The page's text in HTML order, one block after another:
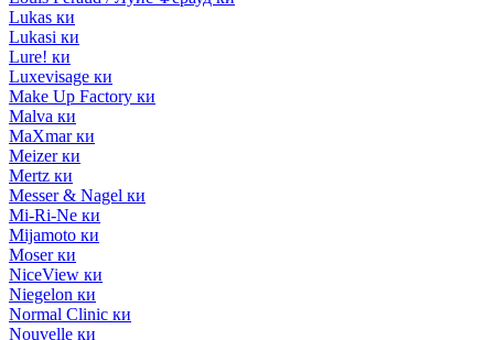
Lukas ки
Lukasi ки
Lure! ки
Luxevisage ки
Make Up Factory ки
Malva ки
MaXmar ки
Meizer ки
Mertz ки
Messer & Nagel ки
Mi-Ri-Ne ки
Mijamoto ки
Moser ки
NiceView ки
Niegelon ки
Normal Clinic ки
Nouvelle ки